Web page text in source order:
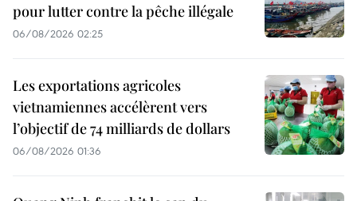
pour lutter contre la pêche illégale
06/08/2026 02:25
Les exportations agricoles
vietnamiennes accélèrent vers
l’objectif de 74 milliards de dollars
06/08/2026 01:36